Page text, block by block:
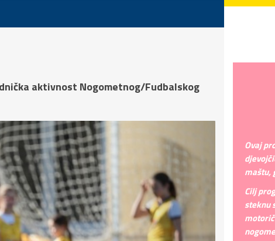
aktivnost Nogometnog/Fudbalskog
Ovaj
maštu,
Cilj
steknu